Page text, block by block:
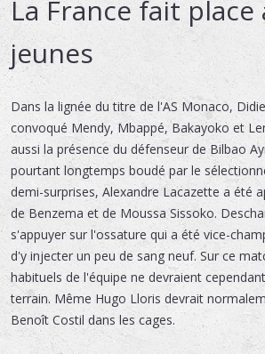
La France fait place
jeunes
Dans la lignée du titre de l'AS Monaco,
convoqué Mendy, Mbappé, Bakayoko et
aussi la présence du défenseur de Bilbao
pourtant longtemps boudé par le
demi-surprises, Alexandre Lacazette a été
de Benzema et de Moussa Sissoko.
s'appuyer sur l'ossature qui a été vice-
d'y injecter un peu de sang neuf. Sur ce
habituels de l'équipe ne devraient
terrain. Même Hugo Lloris devrait
Benoît Costil dans les cages.